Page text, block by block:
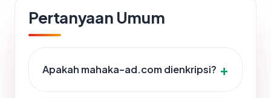
Pertanyaan Umum
Apakah mahaka-ad.com dienkripsi?